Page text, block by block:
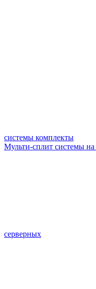
системы комплекты
Мульти-сплит системы
серверных